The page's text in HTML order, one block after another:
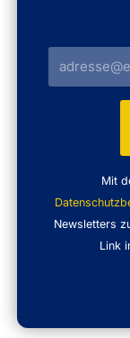
Mit
Newsletters
Link